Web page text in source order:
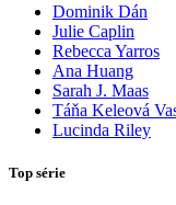
Dominik Dán
Julie Caplin
Rebecca Yarros
Ana Huang
Sarah J. Maas
Táňa Keleová
Lucinda Riley
Top série